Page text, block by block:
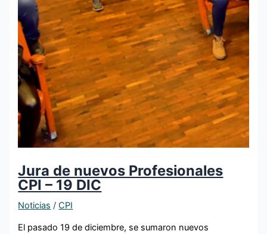
Jura de nuevos Profesionales
CPI – 19 DIC
Noticias /CPI
El pasado 19 de diciembre, se sumaron nuevos